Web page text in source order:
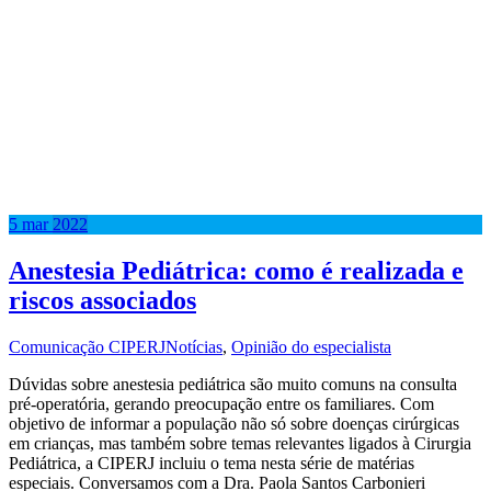
5 mar 2022
Anestesia Pediátrica: como é realizada e
riscos associados
Comunicação CIPERJNotícias, Opinião do especialista
Dúvidas sobre anestesia pediátrica são muito comuns na consulta
pré-operatória, gerando preocupação entre os familiares. Com
objetivo de informar a população não só sobre doenças cirúrgicas
em crianças, mas também sobre temas relevantes ligados à Cirurgia
Pediátrica, a CIPERJ incluiu o tema nesta série de matérias
especiais. Conversamos com a Dra. Paola Santos Carbonieri